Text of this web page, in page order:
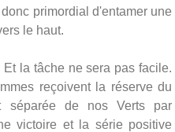
primordial d'entamer une
le haut.
la tâche ne sera pas facile.
reçoivent la réserve du
séparée de nos Verts par
victoire et la série positive